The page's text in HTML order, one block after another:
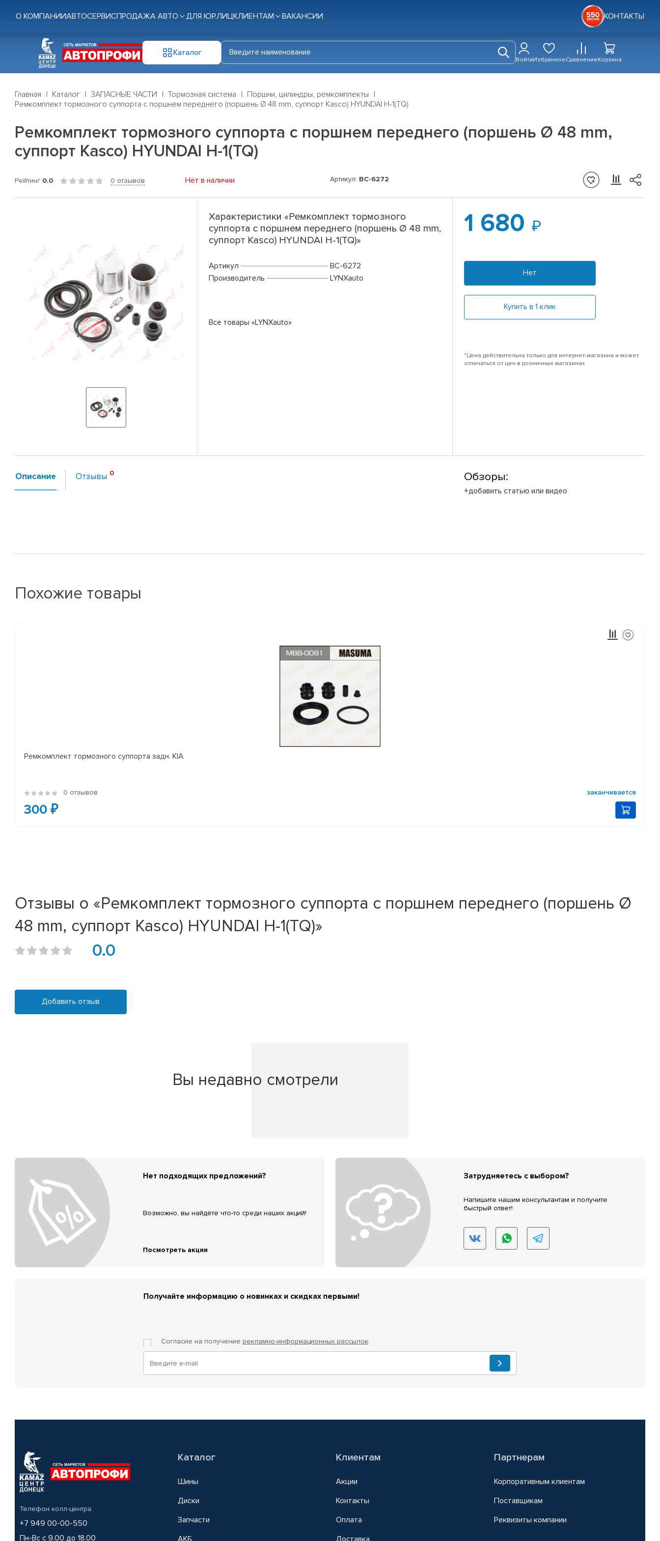
О КОМПАНИИАВТОСЕРВИСПРОДАЖА АВТО ДЛЯ ЮР.ЛИЦКЛИЕНТАМ ВАКАНСИИ КОНТАКТЫ
Каталог
ВойтиИзбранноеСравнениеКорзина
Главная Каталог ЗАПАСНЫЕ ЧАСТИ Тормозная система
Поршни, цилиндры, ремкомплекты
Ремкомплект тормозного суппорта с поршнем переднего (поршень Ø 48 mm, суппорт Kasco) HYUNDAI H-1(TQ)
Ремкомплект тормозного суппорта с поршнем переднего (поршень Ø 48 mm,
суппорт Kasco) HYUNDAI H-1(TQ)
Рейтинг 0.0 0 отзывов Нет в наличии Артикул: BC-6272
Характеристики «Ремкомплект тормозного
суппорта с поршнем переднего (поршень Ø 48 mm,
суппорт Kasco) HYUNDAI H-1(TQ)»
Артикул
BC-6272
Производитель
LYNXauto
Все товары «LYNXauto»
1 680
Нет
Купить в 1 клик
*Цена действительна только для интернет-магазина и может
отличаться от цен в розничных магазинах
Описание Отзывы Обзоры:
+добавить статью или видео
Похожие товары
Ремкомплект тормозного суппорта задн. KIA
0 отзывов заканчивается
300 ₽
Отзывы о «Ремкомплект тормозного суппорта с поршнем переднего (поршень Ø
48 mm, суппорт Kasco) HYUNDAI H-1(TQ)»
0.0
Добавить отзыв
Вы недавно смотрели
Нет подходящих предложений?
Возможно, вы найдёте что-то среди наших акций!
Посмотреть акции
Затрудняетесь с выбором?
Напишите нашим консультантам и получите
быстрый ответ!
Получайте информацию о новинках и скидках первыми!
Согласие на получение рекламно-информационных рассылок
Телефон колл-центра
+7 949 00-00-550
Пн-Вс с 9.00 до 18.00
Каталог
Шины
Диски
Запчасти
АКБ
Клиентам
Акции
Контакты
Оплата
Доставка
Партнерам
Корпоративным клиентам
Поставщикам
Реквизиты компании